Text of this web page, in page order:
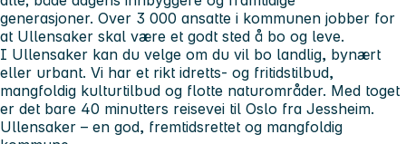
generasjoner. Over 3 000 ansatte i kommunen jobber for
at Ullensaker skal være et godt sted å bo og leve.
I Ullensaker kan du velge om du vil bo landlig, bynært
eller urbant. Vi har et rikt idretts- og fritidstilbud,
mangfoldig kulturtilbud og flotte naturområder. Med toget
er det bare 40 minutters reisevei til Oslo fra Jessheim.
Ullensaker – en god, fremtidsrettet og mangfoldig